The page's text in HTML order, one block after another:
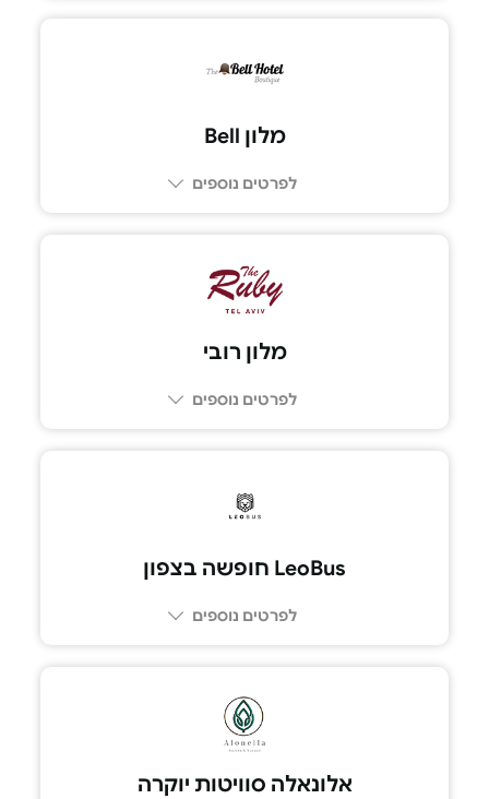
מלון Bell
לפרטים נוספים
מלון רובי
לפרטים נוספים
LeoBus חופשה בצפון
לפרטים נוספים
‎אלונאלה סוויטות יוקרה